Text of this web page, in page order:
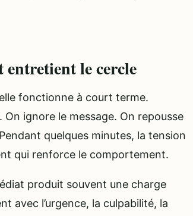
le cercle
fonctionne à court terme.
ignore le message. On repousse
quelques minutes, la tension
qui renforce le comportement.
produit souvent une charge
avec l’urgence, la culpabilité, la